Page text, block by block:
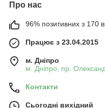
Про нас
96% позитивних з 170
Працює з 23.04.2015
м. Дніпро
м. Дніпро, пр.
Контакти
Сьогодні вихідний